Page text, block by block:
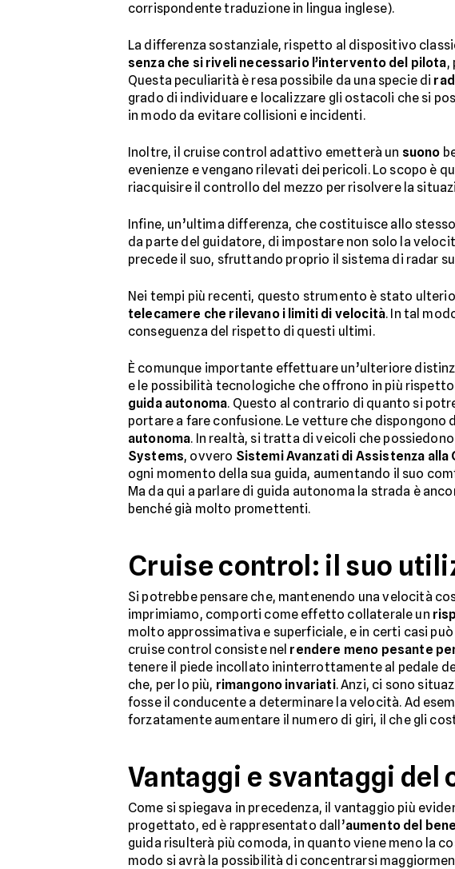
corrispondente traduzione in lingua inglese).
La differenza sostanziale, rispetto al dispositivo
senza che si riveli necessario l’intervento del pilota,
Questa peculiarità è resa possibile da una specie di
grado di individuare e localizzare gli ostacoli che si
in modo da evitare collisioni e incidenti.
Inoltre, il cruise control adattivo emetterà un suono
evenienze e vengano rilevati dei pericoli. Lo scopo è
riacquisire il controllo del mezzo per risolvere la
Infine, un’ultima differenza, che costituisce allo
da parte del guidatore, di impostare non solo la
precede il suo, sfruttando proprio il sistema di radar
Nei tempi più recenti, questo strumento è stato
telecamere che rilevano i limiti di velocità. In tal
conseguenza del rispetto di questi ultimi.
È comunque importante effettuare un’ulteriore
e le possibilità tecnologiche che offrono in più
guida autonoma. Questo al contrario di quanto si
portare a fare confusione. Le vetture che
autonoma. In realtà, si tratta di veicoli che
Systems, ovvero Sistemi Avanzati di Assistenza alla
ogni momento della sua guida, aumentando il suo
Ma da qui a parlare di guida autonoma la strada è
benché già molto promettenti.
Cruise control: il suo
Si potrebbe pensare che, mantenendo una velocità
imprimiamo, comporti come effetto collaterale un
molto approssimativa e superficiale, e in certi casi
cruise control consiste nel rendere meno pesante
tenere il piede incollato ininterrottamente al pedale
che, per lo più, rimangono invariati. Anzi, ci sono
fosse il conducente a determinare la velocità. Ad
forzatamente aumentare il numero di giri, il che gli
Vantaggi e svantaggi del
Come si spiegava in precedenza, il vantaggio più
progettato, ed è rappresentato dall’aumento del
guida risulterà più comoda, in quanto viene meno la
modo si avrà la possibilità di concentrarsi